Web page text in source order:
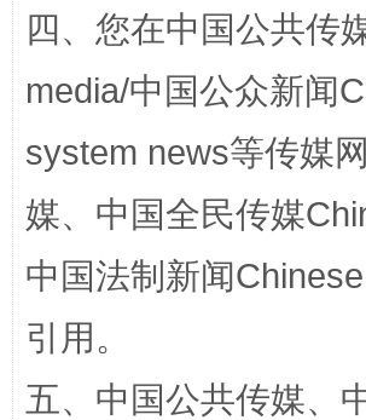
漫山遍野的桃花与雪山、麦地、白藏房
四、您在中国公共传
media/中国公众新闻
system news等传媒
媒、中国全民传媒
中国法制新闻
引用。
五、中国公共传媒、